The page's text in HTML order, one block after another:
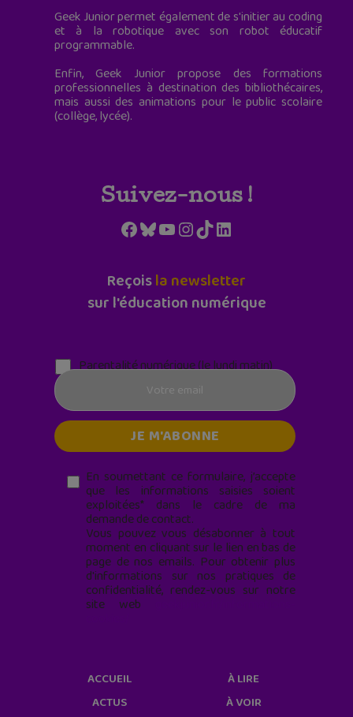
Geek Junior permet également de s'initier au coding
et à la robotique avec son robot éducatif
programmable.
Enfin, Geek Junior propose des formations
professionnelles à destination des bibliothécaires,
mais aussi des animations pour le public scolaire
(collège, lycée).
Suivez-nous !
Facebook
Bluesky
YouTube
Instagram
TikTokLinkedIn
Reçoisla newsletter
sur l'éducation numérique
Parentalité numérique (le lundi matin)
En soumettant ce formulaire, j’accepte
que les informations saisies soient
exploitées* dans le cadre de ma
demande de contact.
Vous pouvez vous désabonner à tout
moment en cliquant sur le lien en bas de
page de nos emails. Pour obtenir plus
d'informations sur nos pratiques de
confidentialité, rendez-vous sur notre
site web
ACCUEIL
ACTUS
À LIRE
À VOIR